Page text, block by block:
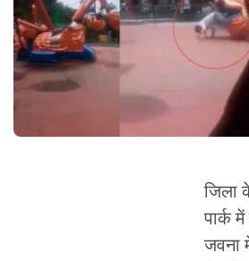
जिला
पार्क
जवना